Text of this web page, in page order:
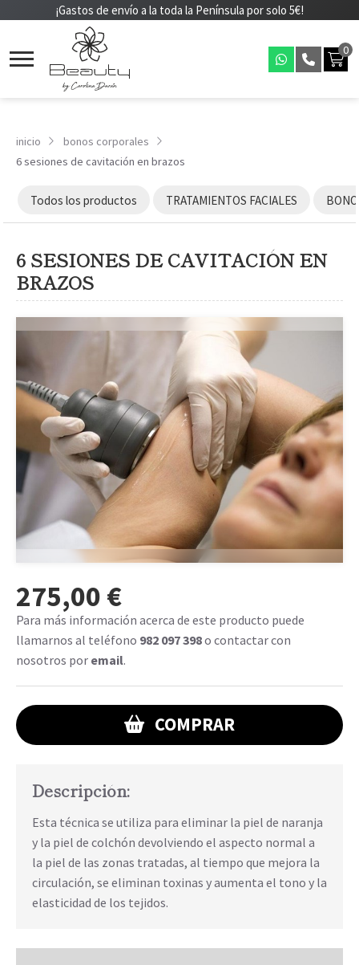
¡Gastos de envío a la toda la Península por solo 5€!
0
inicio
bonos corporales
6 sesiones de cavitación en brazos
Todos los productos TRATAMIENTOS FACIALES
6 SESIONES DE CAVITACIÓN EN
BRAZOS
275,00 €
Para más información acerca de este producto puede
llamarnos al teléfono 982 097 398o contactar con
nosotros por email.
COMPRAR
Descripción:
Esta técnica se utiliza para eliminar la piel de naranja
y la piel de colchón devolviendo el aspecto normal a
la piel de las zonas tratadas, al tiempo que mejora la
circulación, se eliminan toxinas y aumenta el tono y la
elasticidad de los tejidos.